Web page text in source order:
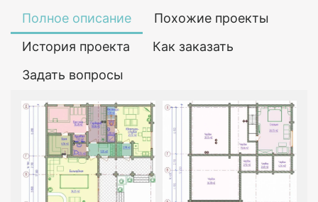
Полное описание
Похожие проекты
История проекта
Как заказать
Задать вопросы